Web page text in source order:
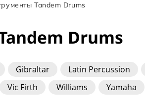
Tandem Drums
Drums
Gibraltar Latin Percussion
Vic Firth Williams Yamaha